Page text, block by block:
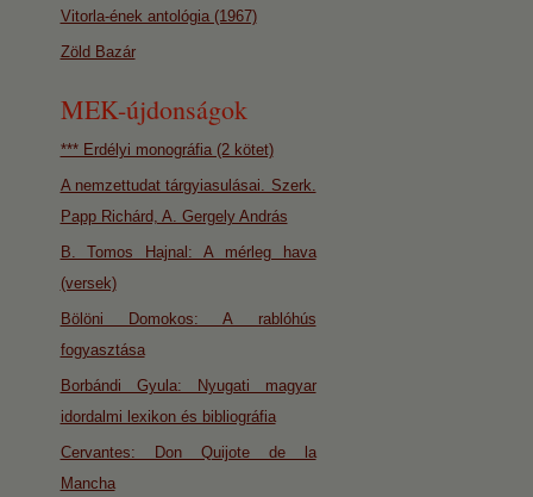
Vitorla-ének antológia (1967)
Zöld Bazár
MEK-újdonságok
*** Erdélyi monográfia (2 kötet)
A nemzettudat tárgyiasulásai. Szerk.
Papp Richárd, A. Gergely András
B. Tomos Hajnal: A mérleg hava
(versek)
Bölöni Domokos: A rablóhús
fogyasztása
Borbándi Gyula: Nyugati magyar
idordalmi lexikon és bibliográfia
Cervantes: Don Quijote de la
Mancha